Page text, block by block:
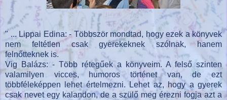
" ... Lippai Edina: - Többször mondtad, hogy ezek a könyvek
nem feltétlen csak gyerekeknek szólnak, hanem
felnőtteknek is.
Vig Balázs: - Több rétegűek a könyveim. A felső szinten
valamilyen vicces, humoros történet van, de ezt
többféleképpen lehet értelmezni. Lehet az, hogy a gyerek
csak nevet egy kalandon, de a szülő meg érezni fogja azt a